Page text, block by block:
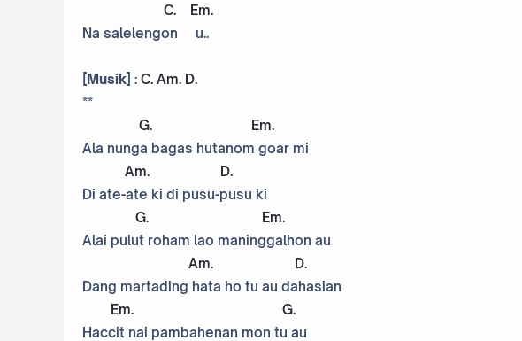
C. Em.
Na salelengon u..
[Musik] : C. Am. D.
**
G. Em.
Ala nunga bagas hutanom goar mi
Am. D.
Di ate-ate ki di pusu-pusu ki
G. Em.
Alai pulut roham lao maninggalhon au
Am. D.
Dang martading hata ho tu au dahasian
Em. G.
Haccit nai pambahenan mon tu au